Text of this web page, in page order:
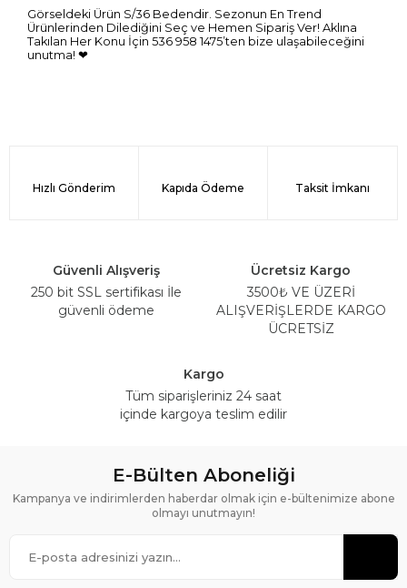
Görseldeki Ürün S/36 Bedendir. Sezonun En Trend
Ürünlerinden Dilediğini Seç ve Hemen Sipariş Ver! Aklına
Takılan Her Konu İçin 536 958 1475’ten bize ulaşabileceğini
unutma! ❤
Hızlı Gönderim Kapıda Ödeme Taksit İmkanı
Güvenli Alışveriş
250 bit SSL sertifikası İle
güvenli ödeme
Ücretsiz Kargo
3500₺ VE ÜZERİ
ALIŞVERİŞLERDE KARGO
ÜCRETSİZ
Kargo
Tüm siparişleriniz 24 saat
içinde kargoya teslim edilir
E-Bülten Aboneliği
Kampanya ve indirimlerden haberdar olmak için e-bültenimize abone
olmayı unutmayın!